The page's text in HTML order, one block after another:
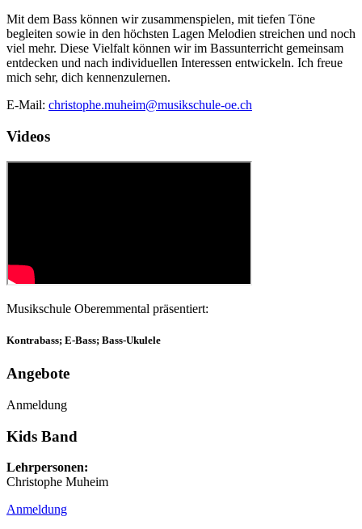
Mit dem Bass können wir zusammenspielen, mit tiefen Töne
begleiten sowie in den höchsten Lagen Melodien streichen und noch
viel mehr. Diese Vielfalt können wir im Bassunterricht gemeinsam
entdecken und nach individuellen Interessen entwickeln. Ich freue
mich sehr, dich kennenzulernen.
E-Mail: christophe.muheim@musikschule-oe.ch
Videos
Musikschule Oberemmental präsentiert:
Kontrabass; E-Bass; Bass-Ukulele
Angebote
Anmeldung
Kids Band
Lehrpersonen:
Christophe Muheim
Anmeldung